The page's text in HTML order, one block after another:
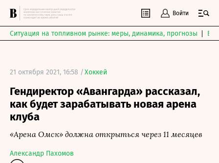
Войти
Ситуация на топливном рынке: меры, динамика, прогнозы
21 октября 2021, 16:58 /Хоккей
Гендиректор «Авангарда» рассказал,
как будет зарабатывать новая арена
клуба
«Арена Омск» должна открыться через 11 месяцев
Александр Пахомов